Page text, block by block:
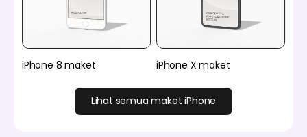
iPhone 8 maket iPhone X maket
Lihat semua maket iPhone